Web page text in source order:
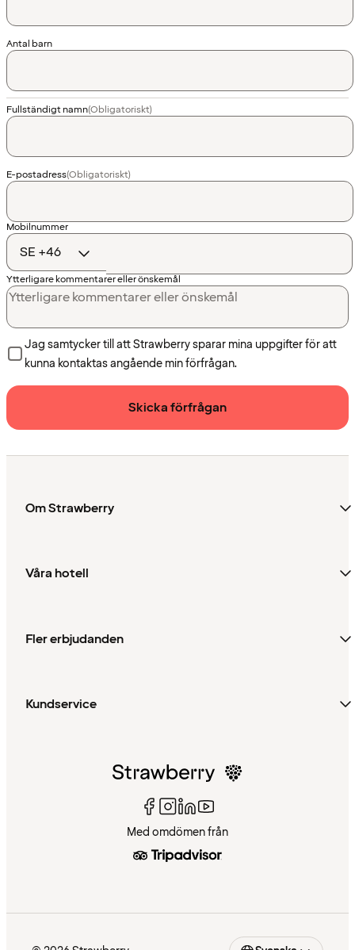
Antal barn
Fullständigt namn(Obligatoriskt)
E-postadress(Obligatoriskt)
Landskod
Mobilnummer
Ytterligare kommentarer eller önskemål
Jag samtycker till att Strawberry sparar mina uppgifter för att
kunna kontaktas angående min förfrågan.
Skicka förfrågan
Om Strawberry
Våra hotell
Fler erbjudanden
Kundservice
Med omdömen från